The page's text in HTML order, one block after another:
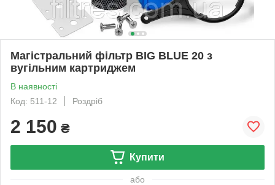
Магістральний фільтр BIG BLUE 20 з
вугільним картриджем
В наявності
Код: 511-12
Роздріб
2 150 ₴
Купити
або